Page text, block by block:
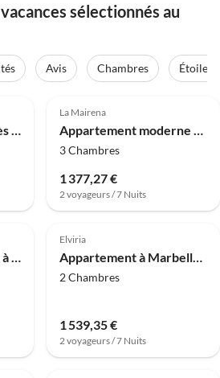
sélectionnés au
Avis Chambres
Étoiles
La Mairena
3 Chambres
1 377,27 €
2 voyageurs / 7 Nuits
4.0 (4)
Elviria
2 Chambres
1 539,35 €
2 voyageurs / 7 Nuits